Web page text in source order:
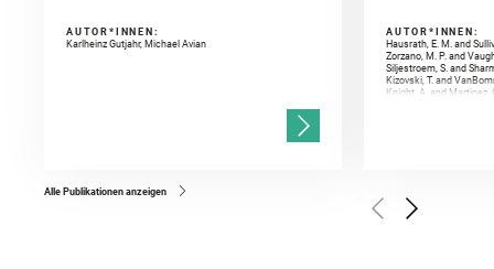
AUTOR*INNEN:
Karlheinz Gutjahr, Michael Avian
AUTOR*INNEN:
Hausrath, E. M. and
Zorzano, M. P. and
Siljestroem, S. and
Kizovski, T. and
Knight, A. and Martinez,
Golombek, M. and
Herkenhoff, K. and
Alle Publikationen anzeigen